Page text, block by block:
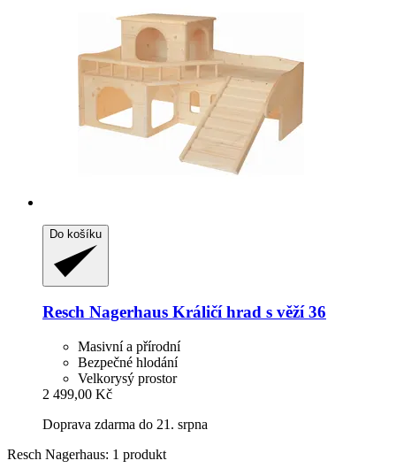
Do košíku
Resch Nagerhaus Králičí hrad s věží 36
Masivní a přírodní
Bezpečné hlodání
Velkorysý prostor
2 499,00 Kč
Doprava zdarma do 21. srpna
Resch Nagerhaus: 1 produkt